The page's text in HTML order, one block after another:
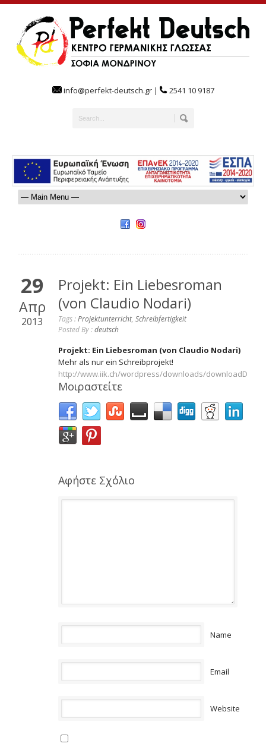
info@perfekt-deutsch.gr | 2541 10 9187
29
Απρ
2013
Projekt: Ein Liebesroman
(von Claudio Nodari)
Tags :Projektunterricht, Schreibfertigkeit
Posted By :deutsch
Projekt: Ein Liebesroman (von Claudio Nodari)
Mehr als nur ein Schreibprojekt!
http://www.iik.ch/wordpress/downloads/downloadDZ/
Μοιραστείτε
Αφήστε Σχόλιο
Name
Email
Website